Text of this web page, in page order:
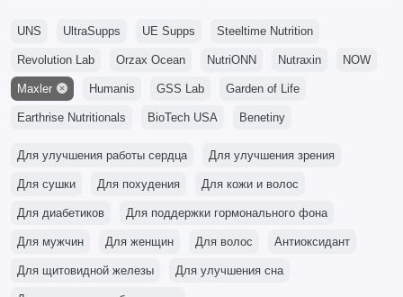
UNS UltraSupps UE Supps Steeltime Nutrition
Revolution Lab Orzax Ocean NutriONN Nutraxin NOW
Maxler Humanis GSS Lab Garden of Life
Earthrise Nutritionals BioTech USA Benetiny
Для улучшения работы сердца Для улучшения зрения
Для сушки Для похудения Для кожи и волос
Для диабетиков Для поддержки гормонального фона
Для мужчин Для женщин Для волос Антиоксидант
Для щитовидной железы Для улучшения сна